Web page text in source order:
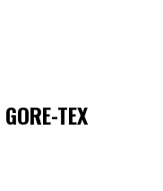
GORE-TEX